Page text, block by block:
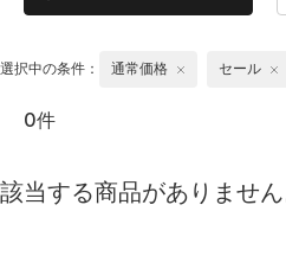
選択中の条件： 通常価格 セール
0件
該当する商品がありません